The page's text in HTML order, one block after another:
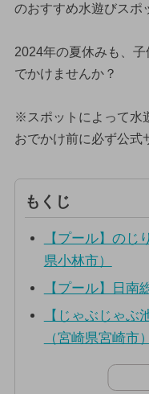
のおすすめ水遊びスポ
2024年の夏休みも、
でかけませんか？
※スポットによって水
おでかけ前に必ず公式
もくじ
【プール】のじ
県小林市）
【プール】日南
【じゃぶじゃぶ
（宮崎県宮崎市）